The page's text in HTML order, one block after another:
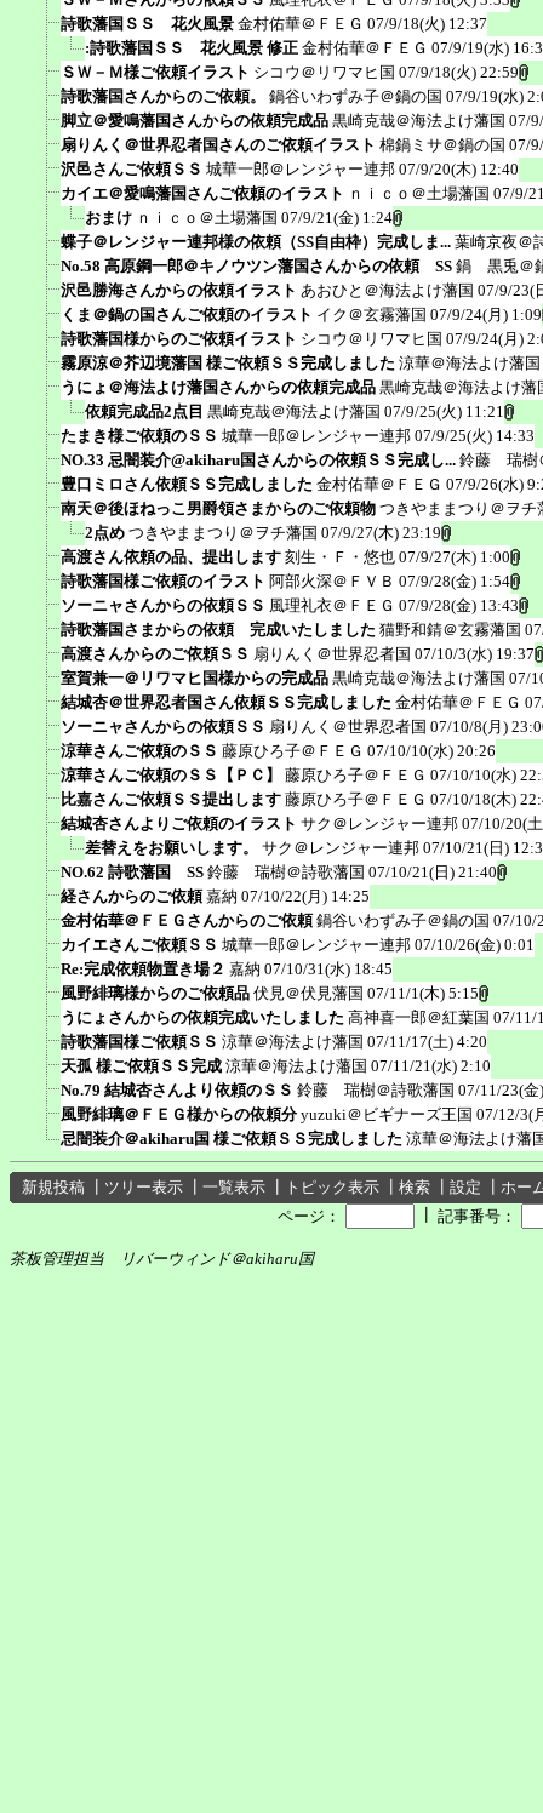
詩歌藩国ＳＳ 花火風景 金村佑華＠ＦＥＧ 07/9/18(火) 12:37
:詩歌藩国ＳＳ 花火風景 修正 金村佑華＠ＦＥＧ 07/9/19(水)
ＳＷ－Ｍ様ご依頼イラスト シコウ＠リワマヒ国 07/9/18(火) 22:59
詩歌藩国さんからのご依頼。
鍋谷いわずみ子＠鍋の国 07/9/19(水)
脚立＠愛鳴藩国さんからの依頼完成品 黒崎克哉＠海法よけ藩国 07/
扇りんく＠世界忍者国さんのご依頼イラスト 棉鍋ミサ＠鍋の国 07/
沢邑さんご依頼ＳＳ 城華一郎＠レンジャー連邦 07/9/20(木) 12:40
カイエ＠愛鳴藩国さんご依頼のイラスト ｎｉｃｏ＠土場藩国 07/9/
おまけ ｎｉｃｏ＠土場藩国 07/9/21(金) 1:24
蝶子＠レンジャー連邦様の依頼（SS自由枠）完成しま... 葉崎京夜＠
No.58 高原鋼一郎＠キノウツン藩国さんからの依頼 SS 鍋 黒兎＠
沢邑勝海さんからの依頼イラスト あおひと＠海法よけ藩国 07/9/23(
くま＠鍋の国さんご依頼のイラスト イク＠玄霧藩国 07/9/24(月) 1:09
詩歌藩国様からのご依頼イラスト シコウ＠リワマヒ国 07/9/24(月)
霧原涼＠芥辺境藩国 様ご依頼ＳＳ完成しました 涼華＠海法よけ藩国
うにょ＠海法よけ藩国さんからの依頼完成品 黒崎克哉＠海法よけ藩
依頼完成品2点目 黒崎克哉＠海法よけ藩国 07/9/25(火) 11:21
たまき様ご依頼のＳＳ 城華一郎＠レンジャー連邦 07/9/25(火) 14:33
NO.33 忌闇装介@akiharu国さんからの依頼ＳＳ完成し... 鈴藤 瑞樹
豊口ミロさん依頼ＳＳ完成しました 金村佑華＠ＦＥＧ 07/9/26(水)
南天＠後ほねっこ男爵領さまからのご依頼物 つきやままつり＠ヲチ
2点め つきやままつり＠ヲチ藩国 07/9/27(木) 23:19
高渡さん依頼の品、提出します 刻生・Ｆ・悠也 07/9/27(木) 1:00
詩歌藩国様ご依頼のイラスト 阿部火深＠ＦＶＢ 07/9/28(金) 1:54
ソーニャさんからの依頼ＳＳ 風理礼衣＠ＦＥＧ 07/9/28(金) 13:43
詩歌藩国さまからの依頼 完成いたしました 猫野和錆＠玄霧藩国
高渡さんからのご依頼ＳＳ 扇りんく＠世界忍者国 07/10/3(水) 19:37
室賀兼一＠リワマヒ国様からの完成品 黒崎克哉＠海法よけ藩国 07/
結城杏＠世界忍者国さん依頼ＳＳ完成しました 金村佑華＠ＦＥＧ
ソーニャさんからの依頼ＳＳ 扇りんく＠世界忍者国 07/10/8(月)
涼華さんご依頼のＳＳ 藤原ひろ子＠ＦＥＧ 07/10/10(水) 20:26
涼華さんご依頼のＳＳ【ＰＣ】
藤原ひろ子＠ＦＥＧ 07/10/10(水)
比嘉さんご依頼ＳＳ提出します 藤原ひろ子＠ＦＥＧ 07/10/18(木)
結城杏さんよりご依頼のイラスト サク＠レンジャー連邦 07/10/20(
差替えをお願いします。
サク＠レンジャー連邦 07/10/21(日)
NO.62 詩歌藩国 SS 鈴藤 瑞樹＠詩歌藩国 07/10/21(日) 21:40
経さんからのご依頼 嘉納 07/10/22(月) 14:25
金村佑華＠ＦＥＧさんからのご依頼 鍋谷いわずみ子＠鍋の国 07/10/
カイエさんご依頼ＳＳ 城華一郎＠レンジャー連邦 07/10/26(金) 0:01
Re:完成依頼物置き場２ 嘉納 07/10/31(水) 18:45
風野緋璃様からのご依頼品 伏見＠伏見藩国 07/11/1(木) 5:15
うにょさんからの依頼完成いたしました 高神喜一郎＠紅葉国 07/11/
詩歌藩国様ご依頼ＳＳ 涼華＠海法よけ藩国 07/11/17(土) 4:20
天孤 様ご依頼ＳＳ完成 涼華＠海法よけ藩国 07/11/21(水) 2:10
No.79 結城杏さんより依頼のＳＳ 鈴藤 瑞樹＠詩歌藩国 07/11/23(金
風野緋璃＠ＦＥＧ様からの依頼分 yuzuki＠ビギナーズ王国 07/12/3(
忌闇装介＠akiharu国 様ご依頼ＳＳ完成しました 涼華＠海法よけ藩
新規投稿 ツリー表示 一覧表示 トピック表示 検索 設定
ホー
ページ：
記事番号：
茶板管理担当 リバーウィンド＠akiharu国